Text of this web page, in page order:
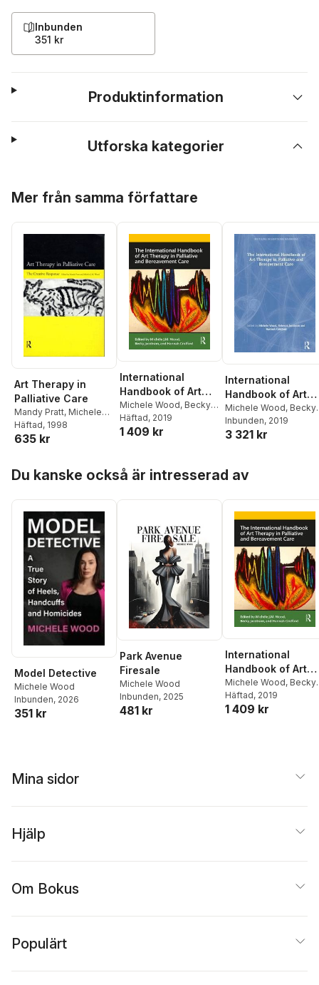
Inbunden
351 kr
Produktinformation
Utforska kategorier
Mer från samma författare
Art Therapy in
Palliative Care
Mandy Pratt, Michele
Wood
Häftad, 1998
635 kr
International
Handbook of Art
Therapy in
Palliative and
Bereavement Care
Michele Wood, Becky
Jacobson,Hannah
Cridford
Häftad, 2019
1 409 kr
International
Handbook of Art
Therapy in
Palliative and
Bereavement Care
Michele Wood, Becky
Jacobson ,Hannah
Cridford
Inbunden, 2019
3 321 kr
Du kanske också är intresserad av
Model Detective
Michele Wood
Inbunden, 2026
351 kr
Park Avenue
Firesale
Michele Wood
Inbunden, 2025
481 kr
International
Handbook of Art
Therapy in
Palliative and
Bereavement Care
Michele Wood, Becky
Jacobson,Hannah
Cridford
Häftad, 2019
1 409 kr
Mina sidor
Hjälp
Om Bokus
Populärt